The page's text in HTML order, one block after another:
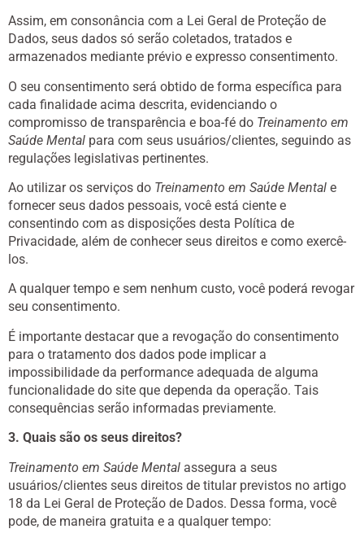
Assim, em consonância com a Lei Geral de Proteção de
Dados, seus dados só serão coletados, tratados e
armazenados mediante prévio e expresso consentimento.
O seu consentimento será obtido de forma específica para
cada finalidade acima descrita, evidenciando o
compromisso de transparência e boa-fé do Treinamento em
Saúde Mental para com seus usuários/clientes, seguindo as
regulações legislativas pertinentes.
Ao utilizar os serviços do Treinamento em Saúde Mental e
fornecer seus dados pessoais, você está ciente e
consentindo com as disposições desta Política de
Privacidade, além de conhecer seus direitos e como exercê-
los.
A qualquer tempo e sem nenhum custo, você poderá revogar
seu consentimento.
É importante destacar que a revogação do consentimento
para o tratamento dos dados pode implicar a
impossibilidade da performance adequada de alguma
funcionalidade do site que dependa da operação. Tais
consequências serão informadas previamente.
3. Quais são os seus direitos?
Treinamento em Saúde Mental assegura a seus
usuários/clientes seus direitos de titular previstos no artigo
18 da Lei Geral de Proteção de Dados. Dessa forma, você
pode, de maneira gratuita e a qualquer tempo: